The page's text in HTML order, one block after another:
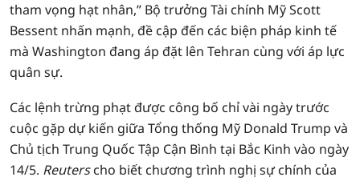
tham vọng hạt nhân,” Bộ trưởng Tài chính Mỹ Scott
Bessent nhấn mạnh, đề cập đến các biện pháp kinh tế
mà Washington đang áp đặt lên Tehran cùng với áp lực
quân sự.
Các lệnh trừng phạt được công bố chỉ vài ngày trước
cuộc gặp dự kiến giữa Tổng thống Mỹ Donald Trump và
Chủ tịch Trung Quốc Tập Cận Bình tại Bắc Kinh vào ngày
14/5. Reuterscho biết chương trình nghị sự chính của